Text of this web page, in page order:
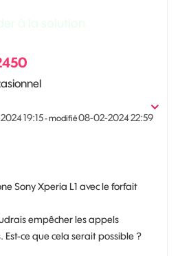
19:15- modifié‎08-02-202422:59
Sony Xperia L1 avec le forfait
empêcher les appels
ce que cela serait possible ?